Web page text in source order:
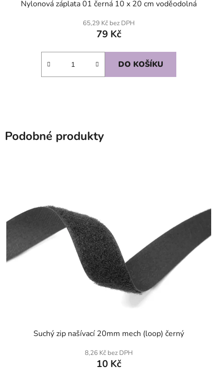
Nylonová záplata 01 černá 10 x 20 cm voděodolná
65,29 Kč bez DPH
79 Kč
DO KOŠÍKU
Podobné produkty
Suchý zip našívací 20mm mech (loop) černý
8,26 Kč bez DPH
10 Kč